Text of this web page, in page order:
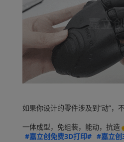
如果你设计的零件涉及到“动”，
一体成型，免组装，能动，抗
#嘉立创免费3D打印# #嘉立